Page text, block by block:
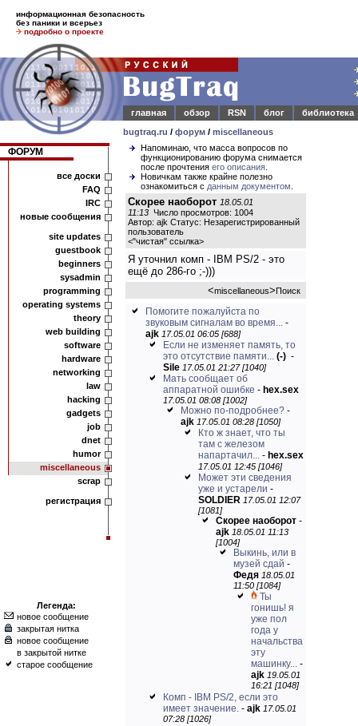
информационная безопасность
без паники и всерьез
подробно о проекте
главная обзор RSN блог
библиотека
bugtraq.ru / форум / miscellaneous
ФОРУМ
все доски
FAQ
IRC
новые сообщения
site updates
guestbook
beginners
sysadmin
programming
operating systems
theory
web building
software
hardware
networking
law
hacking
gadgets
job
dnet
humor
miscellaneous
scrap
регистрация
Легенда:
новое сообщение
закрытая нитка
новое сообщение
в закрытой нитке
старое сообщение
Напоминаю, что масса вопросов по
функционированию форума снимается
после прочтения его описания
Новичкам также крайне полезно
ознакомиться с данным документом
Скорее наоборот 18.05.01
11:13 Число просмотров: 1004
Автор: ajk Статус: Незарегистрированный
пользователь
<"чистая" ссылка>
Я уточнил комп - IBM PS/2 - это
ещё до 286-го ;-)))
<miscellaneous>Поиск
Помогите пожалуйста по
звуковым сигналам во время... -
ajk 17.05.01 06:05 [688]
Если не изменяет память, то
это отсутствие памяти... (-) -
Sile 17.05.01 21:27 [1040]
Мать сообщает об
аппаратной ошибке - hex.sex
17.05.01 08:08 [1002]
Можно по-подробнее? -
ajk 17.05.01 08:28 [1050]
Кто ж знает, что ты
там с железом
напартачил... - hex.sex
17.05.01 12:45 [1046]
Может эти сведения
уже и устарели -
SOLDIER 17.05.01 12:07
[1081]
Скорее наоборот -
ajk 18.05.01 11:13
[1004]
Выкинь, или в
музей сдай -
Федя 18.05.01
11:50 [1084]
Ты
гонишь! я
уже пол
года у
начальства
эту
машинку... -
ajk 19.05.01
16:21 [1048]
Комп - IBM PS/2, если это
имеет значение. - ajk 17.05.01
07:28 [1026]